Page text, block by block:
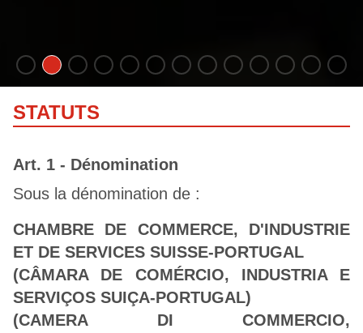
STATUTS
Art. 1 - Dénomination
Sous la dénomination de :
CHAMBRE DE COMMERCE, D'INDUSTRIE
ET DE SERVICES SUISSE-PORTUGAL
(CÂMARA DE COMÉRCIO, INDUSTRIA E
SERVIÇOS SUIÇA-PORTUGAL)
(CAMERA DI COMMERCIO,